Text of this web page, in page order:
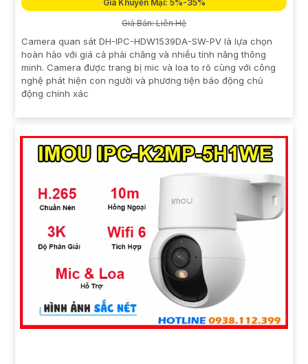
Giá Khuyến Mại: 5%-35%
Giá Bán: Liên Hệ
Camera quan sát DH-IPC-HDW1539DA-SW-PV là lựa chọn
hoàn hảo với giá cả phải chăng và nhiều tính năng thông
minh. Camera được trang bị mic và loa to rõ cùng với công
nghệ phát hiện con người và phương tiện báo động chủ
động chính xác